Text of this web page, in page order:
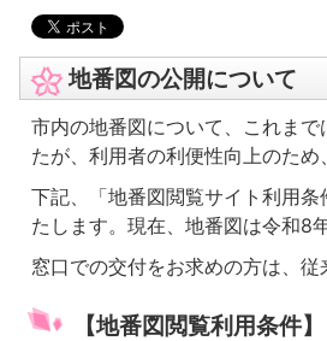
地番図の公開について
市内の地番図について、これま
たが、利用者の利便性向上のため
下記、「地番図閲覧サイト利用
たします。現在、地番図は令和8
窓口での交付をお求めの方は、従
【地番図閲覧利用条件】